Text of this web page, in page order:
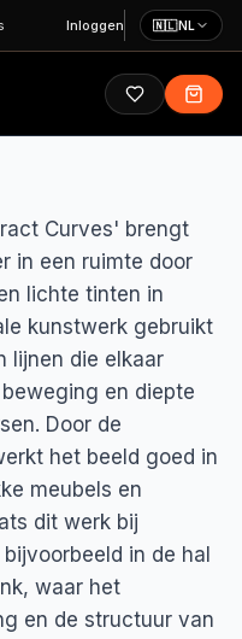
Inloggen 🇳🇱NL
Curves' brengt
in een ruimte door
lichte tinten in
kunstwerk gebruikt
lijnen die elkaar
en diepte
Door de
het beeld goed in
meubels en
dit werk bij
in de hal
waar het
en de structuur van